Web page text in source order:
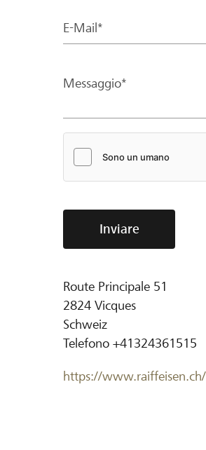
E-Mail*
Messaggio*
Inviare
Route Principale 51
2824 Vicques
Schweiz
Telefono +41324361515
https://